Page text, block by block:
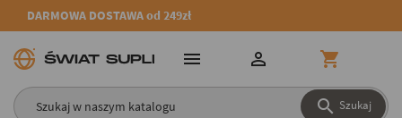
DARMOWA DOSTAWA od 249zł
 Szukaj
  